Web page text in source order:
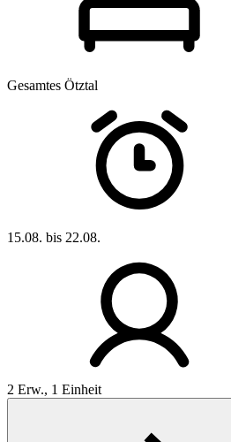
Gesamtes Ötztal
15.08. bis 22.08.
2 Erw., 1 Einheit